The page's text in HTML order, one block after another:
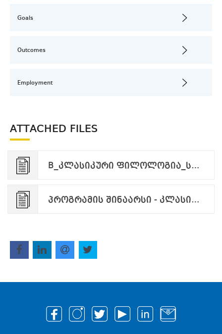
Goals
Outcomes
Employment
ATTACHED FILES
B_კლასიკური ფილოლოგია_სტრუქტურა_.pdf
პროგრამის შინაარსი - კლასიკური ფილოლოგია_.pdf